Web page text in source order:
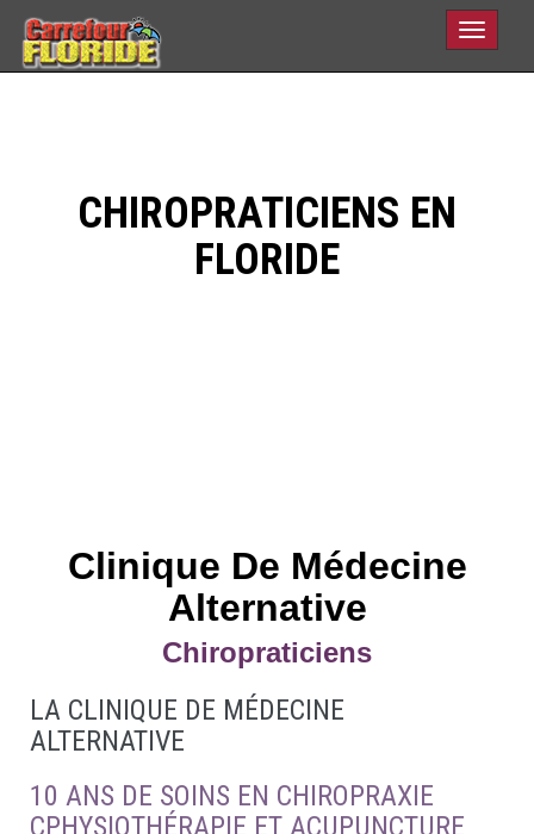
Toggle
CHIROPRATICIENS EN
FLORIDE
Clinique De Médecine
Alternative
Chiropraticiens
LA CLINIQUE DE MÉDECINE
ALTERNATIVE
10 ANS DE SOINS EN CHIROPRAXIE
CPHYSIOTHÉRAPIE ET ACUPUNCTURE